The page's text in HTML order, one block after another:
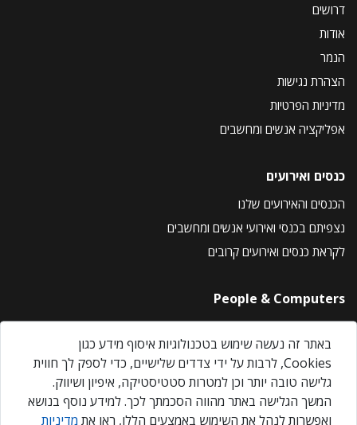
דרושים
אודות
הנמר
הצהרת נגישות
מדיניות הפרטיות
אפליקציה אנשים ומחשבים
כנסים ואירועים
הכנסים והאירועים שלנו
נצפיתם בכנסי ואירועי אנשים ומחשבים
לקראת כנסים ואירועים קרובים
People & Computers
About Us
Privacy Policy
Contact Us
Our Events
באתר זה נעשה שימוש בטכנולוגיות איסוף מידע כגון
Cookies, לרבות על ידי צדדים שלישיים, כדי לספק לך חווית
גלישה טובה יותר וכן למטרות סטטיסטיקה, איפיון ושיווק.
המשך הגלישה באתר מהווה הסכמתך לכך. למידע נוסף בנושא
ואפשרות לנהל את השימוש באמצעים הללו, ראו את מדיניות